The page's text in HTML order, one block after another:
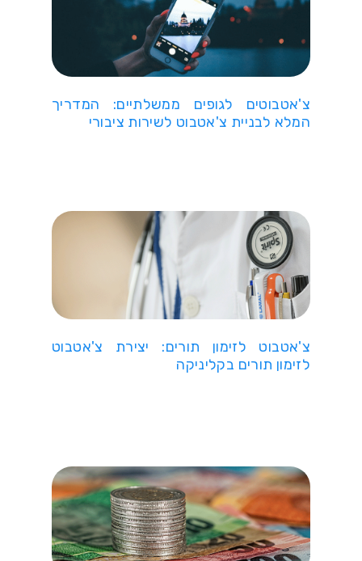
צ'אטבוטים לגופים ממשלתיים: המדריך
המלא לבניית צ'אטבוט לשירות ציבורי
צ'אטבוט לזימון תורים: יצירת צ'אטבוט
לזימון תורים בקליניקה